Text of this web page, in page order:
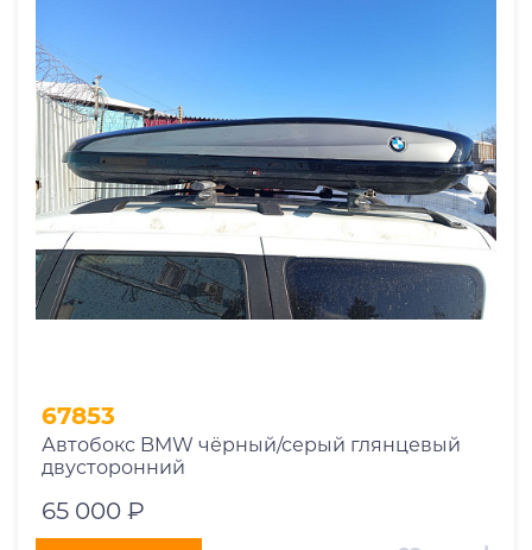
67853
Автобокс BMW чёрный/серый глянцевый
двусторонний
65 000 ₽